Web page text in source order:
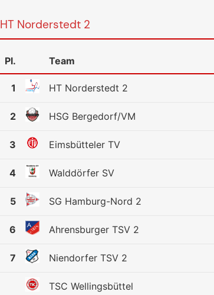
HT Norderstedt 2
Pl. Team
1 HT Norderstedt 2
2 HSG Bergedorf/VM
3 Eimsbütteler TV
4 Walddörfer SV
5 SG Hamburg-Nord 2
6 Ahrensburger TSV 2
7 Niendorfer TSV 2
TSC Wellingsbüttel